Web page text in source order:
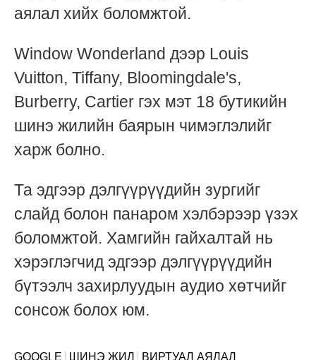
аялал хийх боломжтой.
Window Wonderland дээр Louis
Vuitton, Tiffany, Bloomingdale's,
Burberry, Cartier гэх мэт 18 бутикийн
шинэ жилийн баярын чимэглэлийг
харж болно.
Та эдгээр дэлгүүрүүдийн зургийг
слайд болон панаром хэлбэрээр үзэх
боломжтой. Хамгийн гайхалтай нь
хэрэглэгчид эдгээр дэлгүүрүүдийн
бүтээлч захирлуудын аудио хөтчийг
сонсож болох юм.
GOOGLE ШИНЭ ЖИЛ
ВИРТУАЛ АЯЛАЛ